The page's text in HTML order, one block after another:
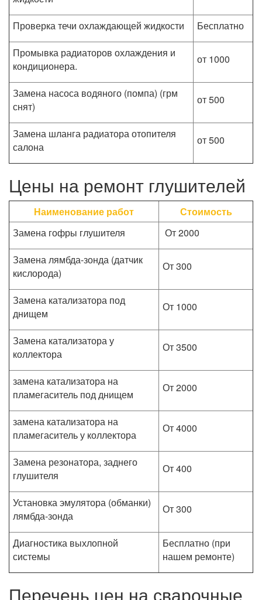
Проверка течи охлаждающей жидкости
Бесплатно
Промывка радиаторов охлаждения и
кондиционера.
от 1000
Замена насоса водяного (помпа) (грм
снят)
от 500
Замена шланга радиатора отопителя
салона
от 500
Цены на ремонт глушителей
Наименование работ
Стоимость
Замена гофры глушителя
От 2000
Замена лямбда-зонда (датчик
кислорода)
От 300
Замена катализатора под
днищем
От 1000
Замена катализатора у
коллектора
От 3500
замена катализатора на
пламегаситель под днищем
От 2000
замена катализатора на
пламегаситель у коллектора
От 4000
Замена резонатора, заднего
глушителя
От 400
Установка эмулятора (обманки)
лямбда-зонда
От 300
Диагностика выхлопной
системы
Бесплатно (при
нашем ремонте)
Перечень цен на сварочные